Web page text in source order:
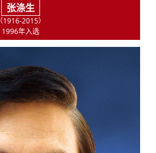
张涤生
（1916-2015）
1996年入选